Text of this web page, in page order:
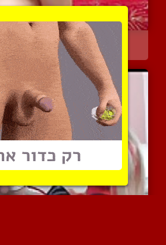
בובה שופעת מוצצת
6263 צפיות | 1 המלצות